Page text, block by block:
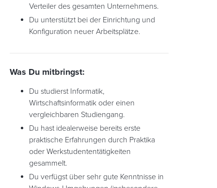
Verteiler des gesamten Unternehmens.
Du unterstützt bei der Einrichtung und
Konfiguration neuer Arbeitsplätze.
Was Du mitbringst:
Du studierst Informatik,
Wirtschaftsinformatik oder einen
vergleichbaren Studiengang.
Du hast idealerweise bereits erste
praktische Erfahrungen durch Praktika
oder Werkstudententätigkeiten
gesammelt.
Du verfügst über sehr gute Kenntnisse in